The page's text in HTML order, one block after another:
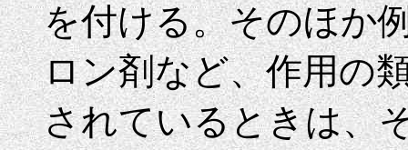
を付ける。そのほか
ロン剤など、作用の
されているときは、